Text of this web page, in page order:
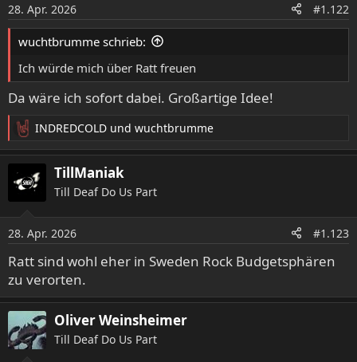
n
e
n
28. Apr. 2026 #1.122
wuchtbrumme schrieb:
Ich würde mich über Ratt freuen
Da wäre ich sofort dabei. Großartige Idee!
R
e
a
k
n
e
n
:
INDREDCOLD und wuchtbrumme
TillManiak
Till Deaf Do Us Part
28. Apr. 2026 #1.123
Ratt sind wohl eher in Sweden Rock Budgetsphären
zu verorten.
Oliver Weinsheimer
Till Deaf Do Us Part